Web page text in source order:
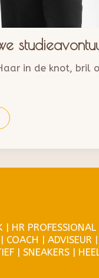
in de knot, bril
| HR
COACH | ADVISEUR
| SNEAKERS |